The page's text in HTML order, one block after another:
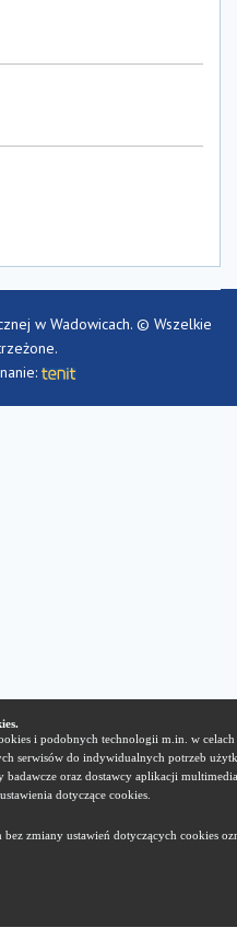
w Wadowicach. © Wszelkie
i podobnych technologii m.in. w
serwisów do indywidualnych potrzeb
badawcze oraz dostawcy aplikacji
dotyczące cookies.
zmiany ustawień dotyczących cookies